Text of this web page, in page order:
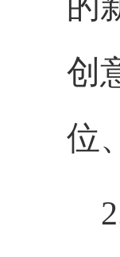
创
位